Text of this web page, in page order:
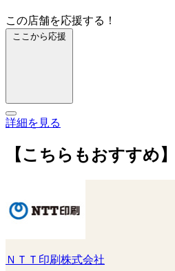
この店舗を応援する！
ここから応援
詳細を見る
【こちらもおすすめ】
ＮＴＴ印刷株式会社